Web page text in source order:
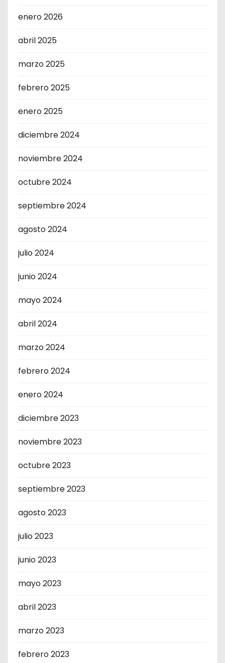
enero 2026
abril 2025
marzo 2025
febrero 2025
enero 2025
diciembre 2024
noviembre 2024
octubre 2024
septiembre 2024
agosto 2024
julio 2024
junio 2024
mayo 2024
abril 2024
marzo 2024
febrero 2024
enero 2024
diciembre 2023
noviembre 2023
octubre 2023
septiembre 2023
agosto 2023
julio 2023
junio 2023
mayo 2023
abril 2023
marzo 2023
febrero 2023